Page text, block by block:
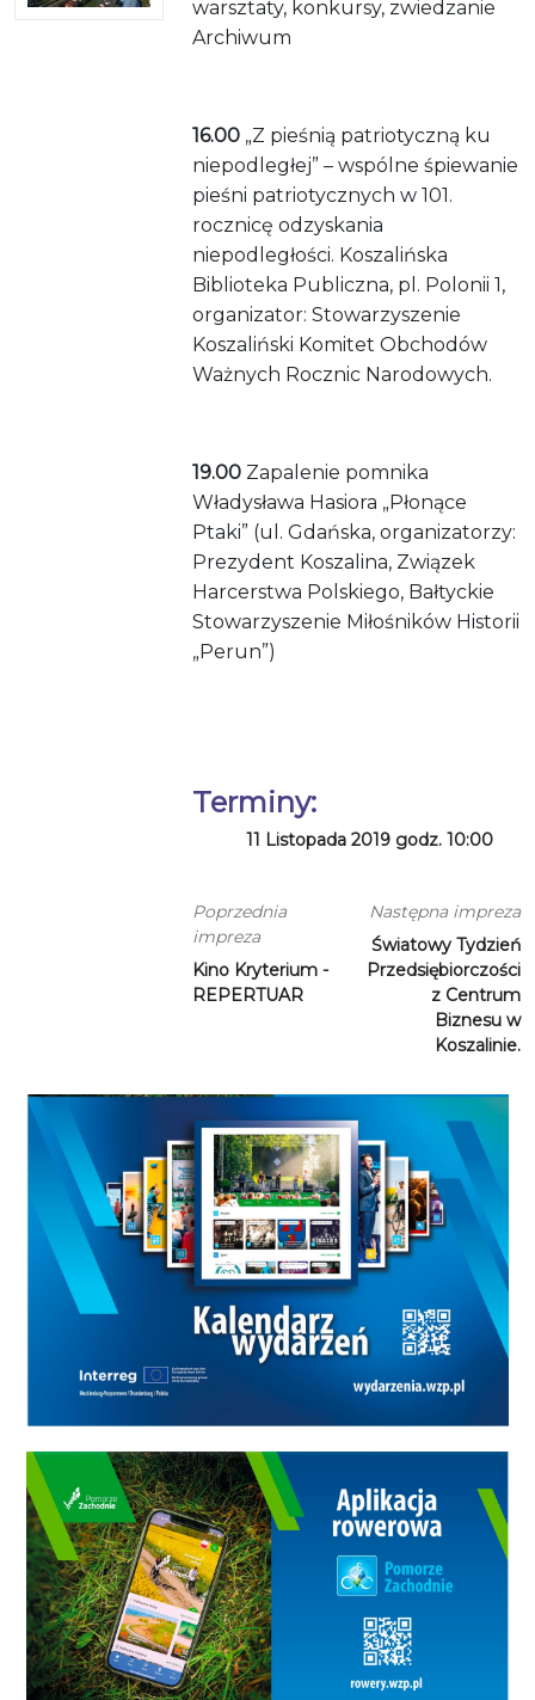
warsztaty, konkursy, zwiedzanie
Archiwum
16.00 „Z pieśnią patriotyczną ku
niepodległej” – wspólne śpiewanie
pieśni patriotycznych w 101.
rocznicę odzyskania
niepodległości. Koszalińska
Biblioteka Publiczna, pl. Polonii 1,
organizator: Stowarzyszenie
Koszaliński Komitet Obchodów
Ważnych Rocznic Narodowych.
19.00 Zapalenie pomnika
Władysława Hasiora „Płonące
Ptaki” (ul. Gdańska, organizatorzy:
Prezydent Koszalina, Związek
Harcerstwa Polskiego, Bałtyckie
Stowarzyszenie Miłośników Historii
„Perun”)
Terminy:
11 Listopada 2019 godz. 10:00
Poprzednia
impreza
Kino Kryterium -
REPERTUAR
Następna impreza
Światowy Tydzień
Przedsiębiorczości
z Centrum
Biznesu w
Koszalinie.